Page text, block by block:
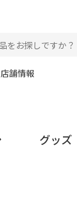
店舗情報
グッズ